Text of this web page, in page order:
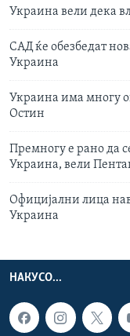
Украина вели дека
САД ќе обезбедат
Украина
Украина има многу
Остин
Премногу е рано да
Украина, вели
Официјални лица
Украина
НАКУСО...